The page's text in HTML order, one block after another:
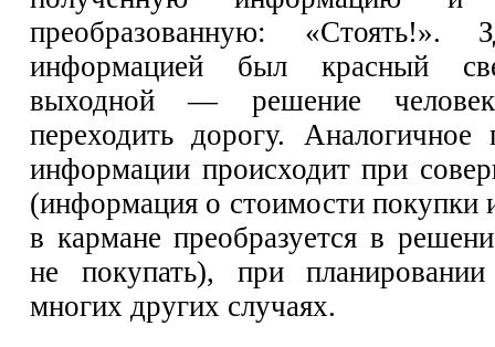
преобразованную: «Стоять!».
информацией был красный
выходной — решение
переходить дорогу. Аналогичное
информации происходит при
(информация о стоимости покупки
в кармане преобразуется в
не покупать), при
многих других случаях.